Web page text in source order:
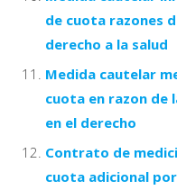
de cuota razones
derecho a la salud
Medida cautelar
cuota en razon de
en el derecho
Contrato de
cuota adicional